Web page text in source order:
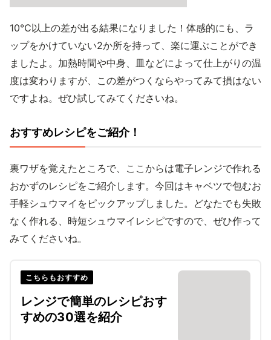
10℃以上の差が出る結果になりました！体感的にも、ラ
ップをかけていない2か所を持って、楽に運ぶことができ
ましたよ。加熱時間や中身、皿などによって仕上がりの温
度は変わりますが、この差がつくならやってみて損はない
ですよね。ぜひ試してみてくださいね。
おすすめレシピをご紹介！
裏ワザを覚えたところで、ここからは電子レンジで作れる
おかずのレシピをご紹介します。今回はキャベツで包むお
手軽シュウマイをピックアップしました。どなたでも失敗
なく作れる、時短シュウマイレシピですので、ぜひ作って
みてくださいね。
こちらもおすすめ
レンジで簡単のレシピおす
すめの30選を紹介